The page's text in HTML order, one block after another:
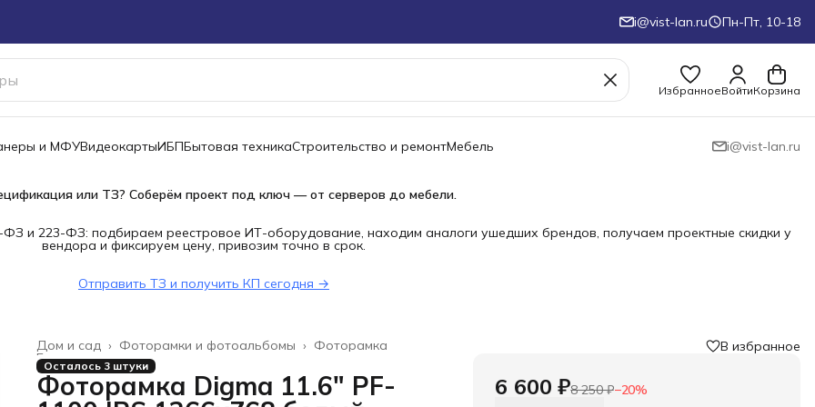
i@vist-lan.ru Пн-Пт, 10-18
ИзбранноеВойтиКорзина
и МФУВидеокартыИБПБытовая техникаСтроительство и ремонтМебель i@vist-lan.ru
или ТЗ? Соберём проект под ключ — от серверов до мебели.
и 223-ФЗ: подбираем реестровое ИТ-оборудование, находим аналоги ушедших брендов, получаем проектные скидки у
вендора и фиксируем цену, привозим точно в срок.
Отправить ТЗ и получить КП сегодня →
Фоторамка
Фоторамки и фотоальбомы ›
Дом и сад ›
Главная ›
Осталось 3 штуки
Фоторамка Digma 11.6" PF-
В избранное
6 600 ₽8 250 ₽−20%